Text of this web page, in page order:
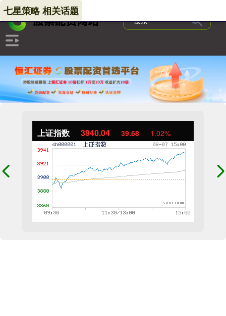
上证指数 3940.04 39.68 1.02%
七星策略 相关话题